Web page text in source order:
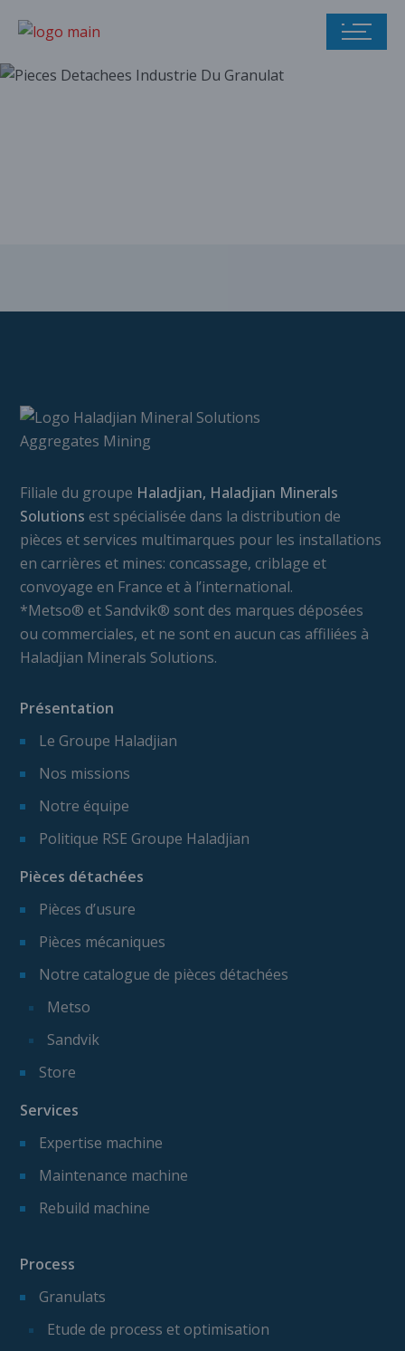
Filiale du groupe Haladjian, Haladjian Minerals
Solutions est spécialisée dans la distribution de
pièces et services multimarques pour les installations
en carrières et mines: concassage, criblage et
convoyage en France et à l’international.
*Metso® et Sandvik® sont des marques déposées
ou commerciales, et ne sont en aucun cas affiliées à
Haladjian Minerals Solutions.
Présentation
Le Groupe Haladjian
Nos missions
Notre équipe
Politique RSE Groupe Haladjian
Pièces détachées
Pièces d’usure
Pièces mécaniques
Notre catalogue de pièces détachées
Metso
Sandvik
Store
Services
Expertise machine
Maintenance machine
Rebuild machine
Process
Granulats
Etude de process et optimisation